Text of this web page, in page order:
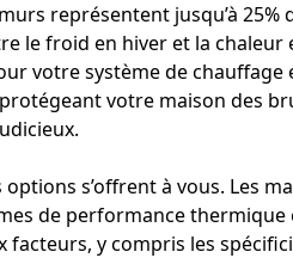
représentent jusqu’à 25%
le froid en hiver et la
votre système de
votre maison des
options s’offrent à vous.
de performance
y compris les